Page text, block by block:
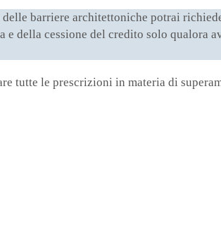
barriere architettoniche potrai
e della cessione del credito solo qualora
tutte le prescrizioni in materia di